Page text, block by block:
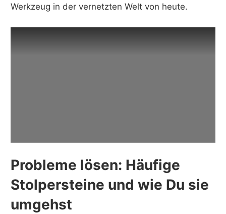
Werkzeug in der vernetzten Welt von heute.
Probleme lösen: Häufige
Stolpersteine und wie Du sie
umgehst